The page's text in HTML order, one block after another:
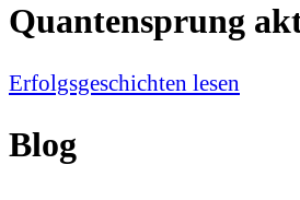
Quantensprung
Erfolgsgeschichten lesen
Blog